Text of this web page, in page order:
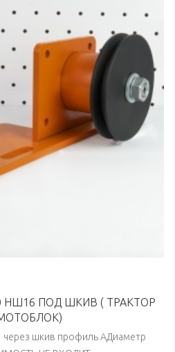
ПОД ШКИВ ( ТРАКТОР
шкив профиль АДиаметр